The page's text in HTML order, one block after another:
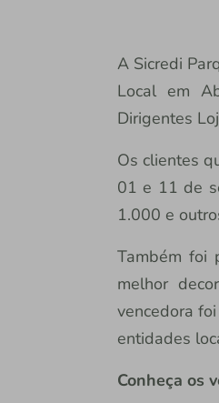
A Sicredi
Local em
Dirigentes
Os clientes
01 e 11 de
1.000 e
Também foi
melhor
vencedora
entidades
Conheça os